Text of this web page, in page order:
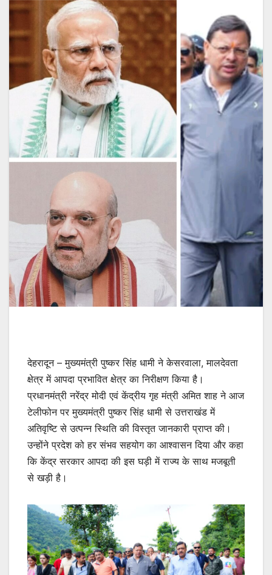
देहरादून – मुख्यमंत्री पुष्कर सिंह धामी ने केसरवाला, मालदेवता
क्षेत्र में आपदा प्रभावित क्षेत्र का निरीक्षण किया है।
प्रधानमंत्री नरेंद्र मोदी एवं केंद्रीय गृह मंत्री अमित शाह ने आज
टेलीफोन पर मुख्यमंत्री पुष्कर सिंह धामी से उत्तराखंड में
अतिवृष्टि से उत्पन्न स्थिति की विस्तृत जानकारी प्राप्त की।
उन्होंने प्रदेश को हर संभव सहयोग का आश्वासन दिया और कहा
कि केंद्र सरकार आपदा की इस घड़ी में राज्य के साथ मजबूती
से खड़ी है।